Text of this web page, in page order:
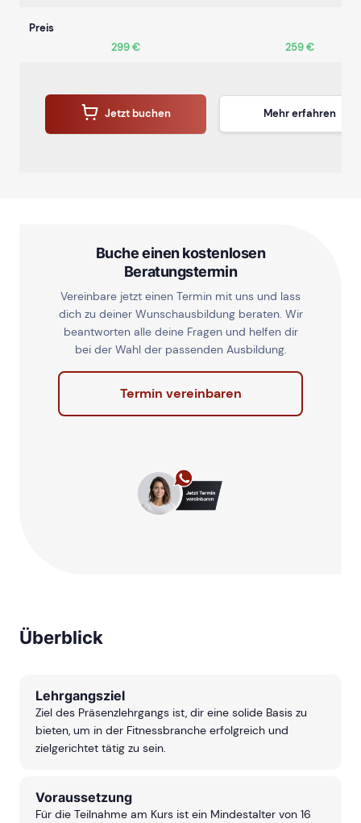
Preis
299 €
259 €
Jetzt buchen Mehr erfahren
Buche einen kostenlosen
Beratungstermin
Vereinbare jetzt einen Termin mit uns und lass
dich zu deiner Wunschausbildung beraten. Wir
beantworten alle deine Fragen und helfen dir
bei der Wahl der passenden Ausbildung.
Termin vereinbaren
Überblick
Lehrgangsziel
Ziel des Präsenzlehrgangs ist, dir eine solide Basis zu
bieten, um in der Fitnessbranche erfolgreich und
zielgerichtet tätig zu sein.
Voraussetzung
Für die Teilnahme am Kurs ist ein Mindestalter von 16